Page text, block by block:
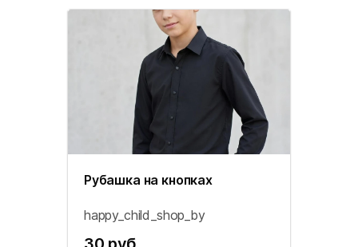
Рубашка на кнопках
happy_child_shop_by